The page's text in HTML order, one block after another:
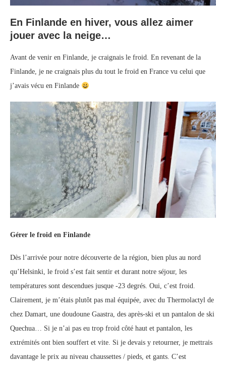
En Finlande en hiver, vous allez aimer
jouer avec la neige…
Avant de venir en Finlande, je craignais le froid. En revenant de la
Finlande, je ne craignais plus du tout le froid en France vu celui que
j’avais vécu en Finlande
Gérer le froid en Finlande
Dès l’arrivée pour notre découverte de la région, bien plus au nord
qu’Helsinki, le froid s’est fait sentir et durant notre séjour, les
températures sont descendues jusque -23 degrés. Oui, c’est froid.
Clairement, je m’étais plutôt pas mal équipée, avec du Thermolactyl de
chez Damart, une doudoune Gaastra, des après-ski et un pantalon de ski
Quechua… Si je n’ai pas eu trop froid côté haut et pantalon, les
extrémités ont bien souffert et vite. Si je devais y retourner, je mettrais
davantage le prix au niveau chaussettes / pieds, et gants. C’est